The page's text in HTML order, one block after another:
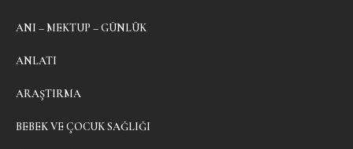
ANI – MEKTUP – GÜNLÜK
ANLATI
ARAŞTIRMA
BEBEK VE ÇOCUK SAĞLIĞI